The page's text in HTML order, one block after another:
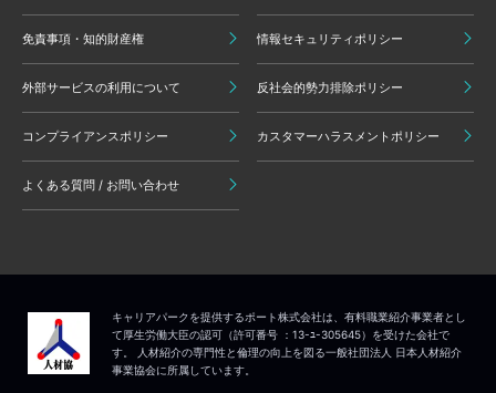
免責事項・知的財産権 情報セキュリティポリシー
外部サービスの利用について 反社会的勢力排除ポリシー
コンプライアンスポリシー カスタマーハラスメントポリシー
よくある質問 / お問い合わせ